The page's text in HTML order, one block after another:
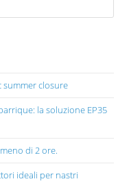
summer closure
la soluzione EP35
di 2 ore.
ideali per nastri